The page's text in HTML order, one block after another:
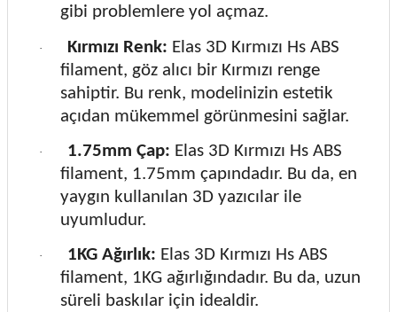
gibi problemlere yol açmaz.
· Kırmızı Renk: Elas 3D Kırmızı Hs ABS
filament, göz alıcı bir Kırmızı renge
sahiptir. Bu renk, modelinizin estetik
açıdan mükemmel görünmesini sağlar.
· 1.75mm Çap: Elas 3D Kırmızı Hs ABS
filament, 1.75mm çapındadır. Bu da, en
yaygın kullanılan 3D yazıcılar ile
uyumludur.
· 1KG Ağırlık: Elas 3D Kırmızı Hs ABS
filament, 1KG ağırlığındadır. Bu da, uzun
süreli baskılar için idealdir.